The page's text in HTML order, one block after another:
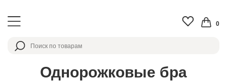
0
Однорожковые бра